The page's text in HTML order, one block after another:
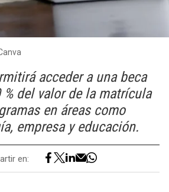
acceder a una beca
del valor de la matrícula
en áreas como
empresa y educación.
en: